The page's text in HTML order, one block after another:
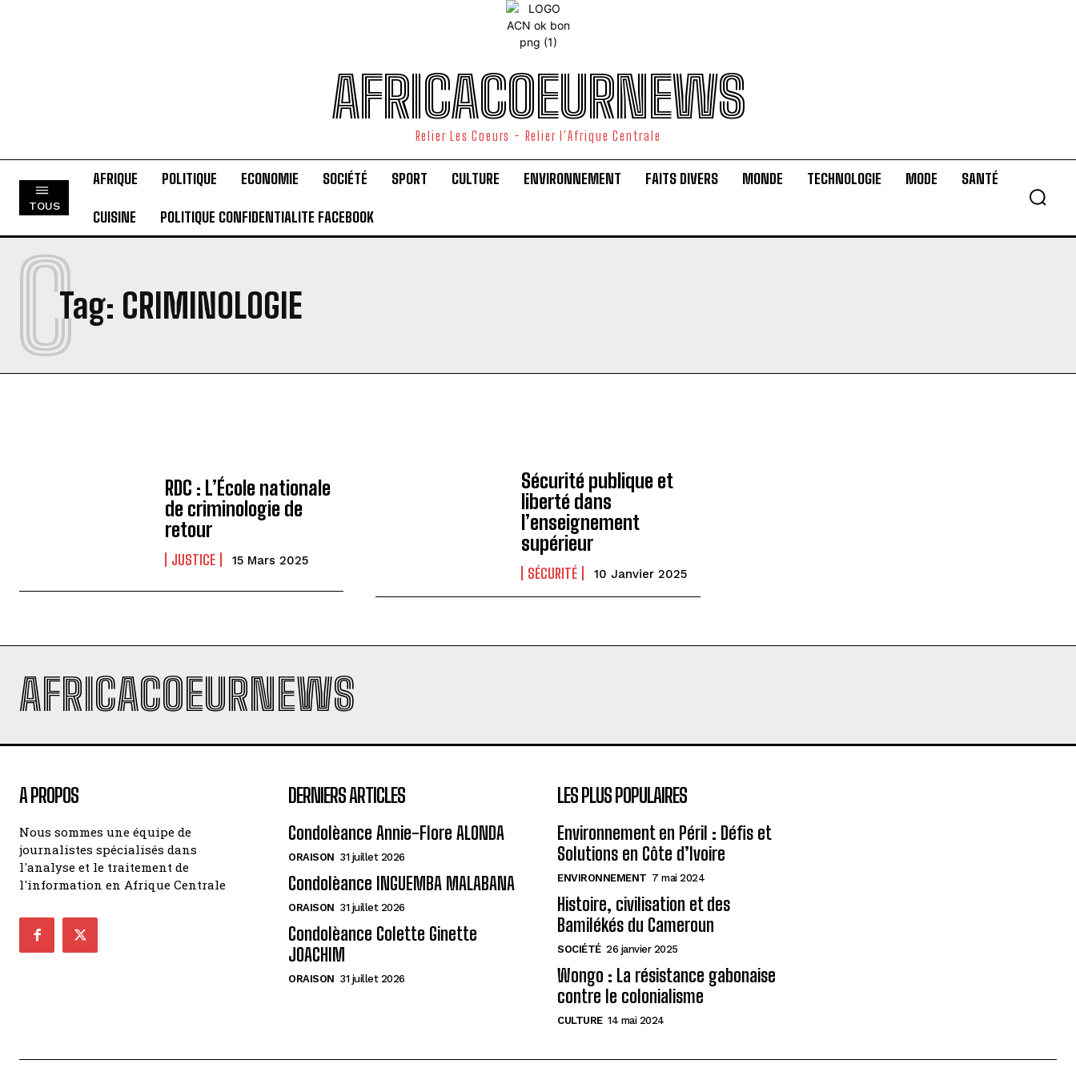
AFRICACOEURNEWS
Relier Les Coeurs - Relier l'Afrique Centrale
TOUS
AFRIQUE POLITIQUE ECONOMIE SOCIÉTÉ SPORT CULTURE ENVIRONNEMENT FAITS DIVERS MONDE TECHNOLOGIE MODE SANTÉ
CUISINE POLITIQUE CONFIDENTIALITE FACEBOOK
Tag: CRIMINOLOGIE
C
RDC : L’École nationale
de criminologie de
retour
JUSTICE 15 Mars 2025
Sécurité publique et
liberté dans
l’enseignement
supérieur
SÉCURITÉ 10 Janvier 2025
AFRICACOEURNEWS
A PROPOS
Nous sommes une équipe de
journalistes spécialisés dans
l'analyse et le traitement de
l'information en Afrique Centrale
DERNIERS ARTICLES
Condolèance Annie-Flore ALONDA
ORAISON 31 juillet 2026
Condolèance INGUEMBA MALABANA
ORAISON 31 juillet 2026
Condolèance Colette Ginette
JOACHIM
ORAISON 31 juillet 2026
LES PLUS POPULAIRES
Environnement en Péril : Défis et
Solutions en Côte d’Ivoire
ENVIRONNEMENT 7 mai 2024
Histoire, civilisation et des
Bamilékés du Cameroun
SOCIÉTÉ 26 janvier 2025
Wongo : La résistance gabonaise
contre le colonialisme
CULTURE 14 mai 2024